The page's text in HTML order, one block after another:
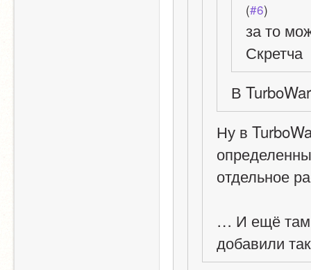
(#6)
за то
Скретча
В
Ну в
отдельное
… И ещё там
добавили